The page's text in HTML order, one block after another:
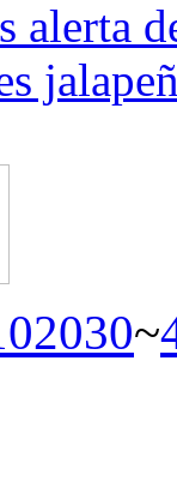
alerta
2030~